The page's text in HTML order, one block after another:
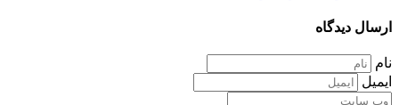
ارسال دیدگاه
نام
ایمیل